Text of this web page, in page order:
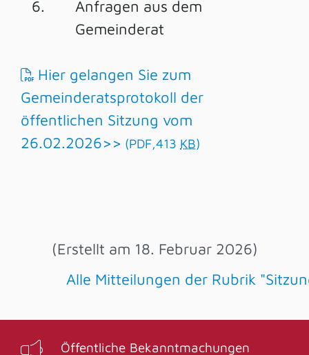
6.
Anfragen aus dem
Gemeinderat
Hier gelangen Sie zum
Gemeinderatsprotokoll der
öffentlichen Sitzung vom
26.02.2026>> (PDF,413 KB)
(Erstellt am 18. Februar 2026)
Alle Mitteilungen der Rubrik
Öffentliche Bekanntmachungen